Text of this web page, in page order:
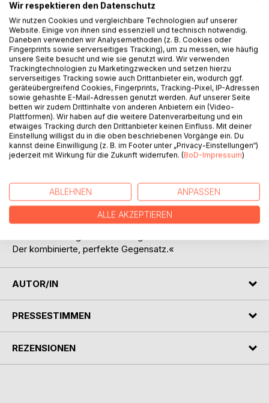
Titel bewerten
BESCHREIBUNG
Eine Straße. Zwei Unbekannte. Unendliche Gespräche, die
sich noch weit nach Mitternacht von der Stille der Nacht
abheben. Gedankenfetzen, die in den Himmel empor
zu können.
»Nein, so wie das Meer. Unglaublich weit und schön. Mit
Höhen und Tiefen. Mit seichten und gefährlichen Stellen.
Der kombinierte, perfekte Gegensatz.«
AUTOR/IN
PRESSESTIMMEN
REZENSIONEN
Wir respektieren den Datenschutz
Wir nutzen Cookies und vergleichbare Technologien auf unserer
Website. Einige von ihnen sind essenziell und technisch notwendig.
Daneben verwenden wir Analysemethoden (z. B. Cookies oder
Fingerprints sowie serverseitiges Tracking), um zu messen, wie häufig
unsere Seite besucht und wie sie genutzt wird. Wir verwenden
Trackingtechnologien zu Marketingzwecken und setzen hierzu
serverseitiges Tracking sowie auch Drittanbieter ein, wodurch ggf.
geräteübergreifend Cookies, Fingerprints, Tracking-Pixel, IP-Adressen
sowie gehashte E-Mail-Adressen genutzt werden. Auf unserer Seite
betten wir zudem Drittinhalte von anderen Anbietern ein (Video-
Plattformen). Wir haben auf die weitere Datenverarbeitung und ein
etwaiges Tracking durch den Drittanbieter keinen Einfluss. Mit deiner
Einstellung willigst du in die oben beschriebenen Vorgänge ein. Du
kannst deine Einwilligung (z. B. im Footer unter „Privacy-Einstellungen“)
jederzeit mit Wirkung für die Zukunft widerrufen. (BoD-Impressum)
ABLEHNEN ANPASSEN
ALLE AKZEPTIEREN